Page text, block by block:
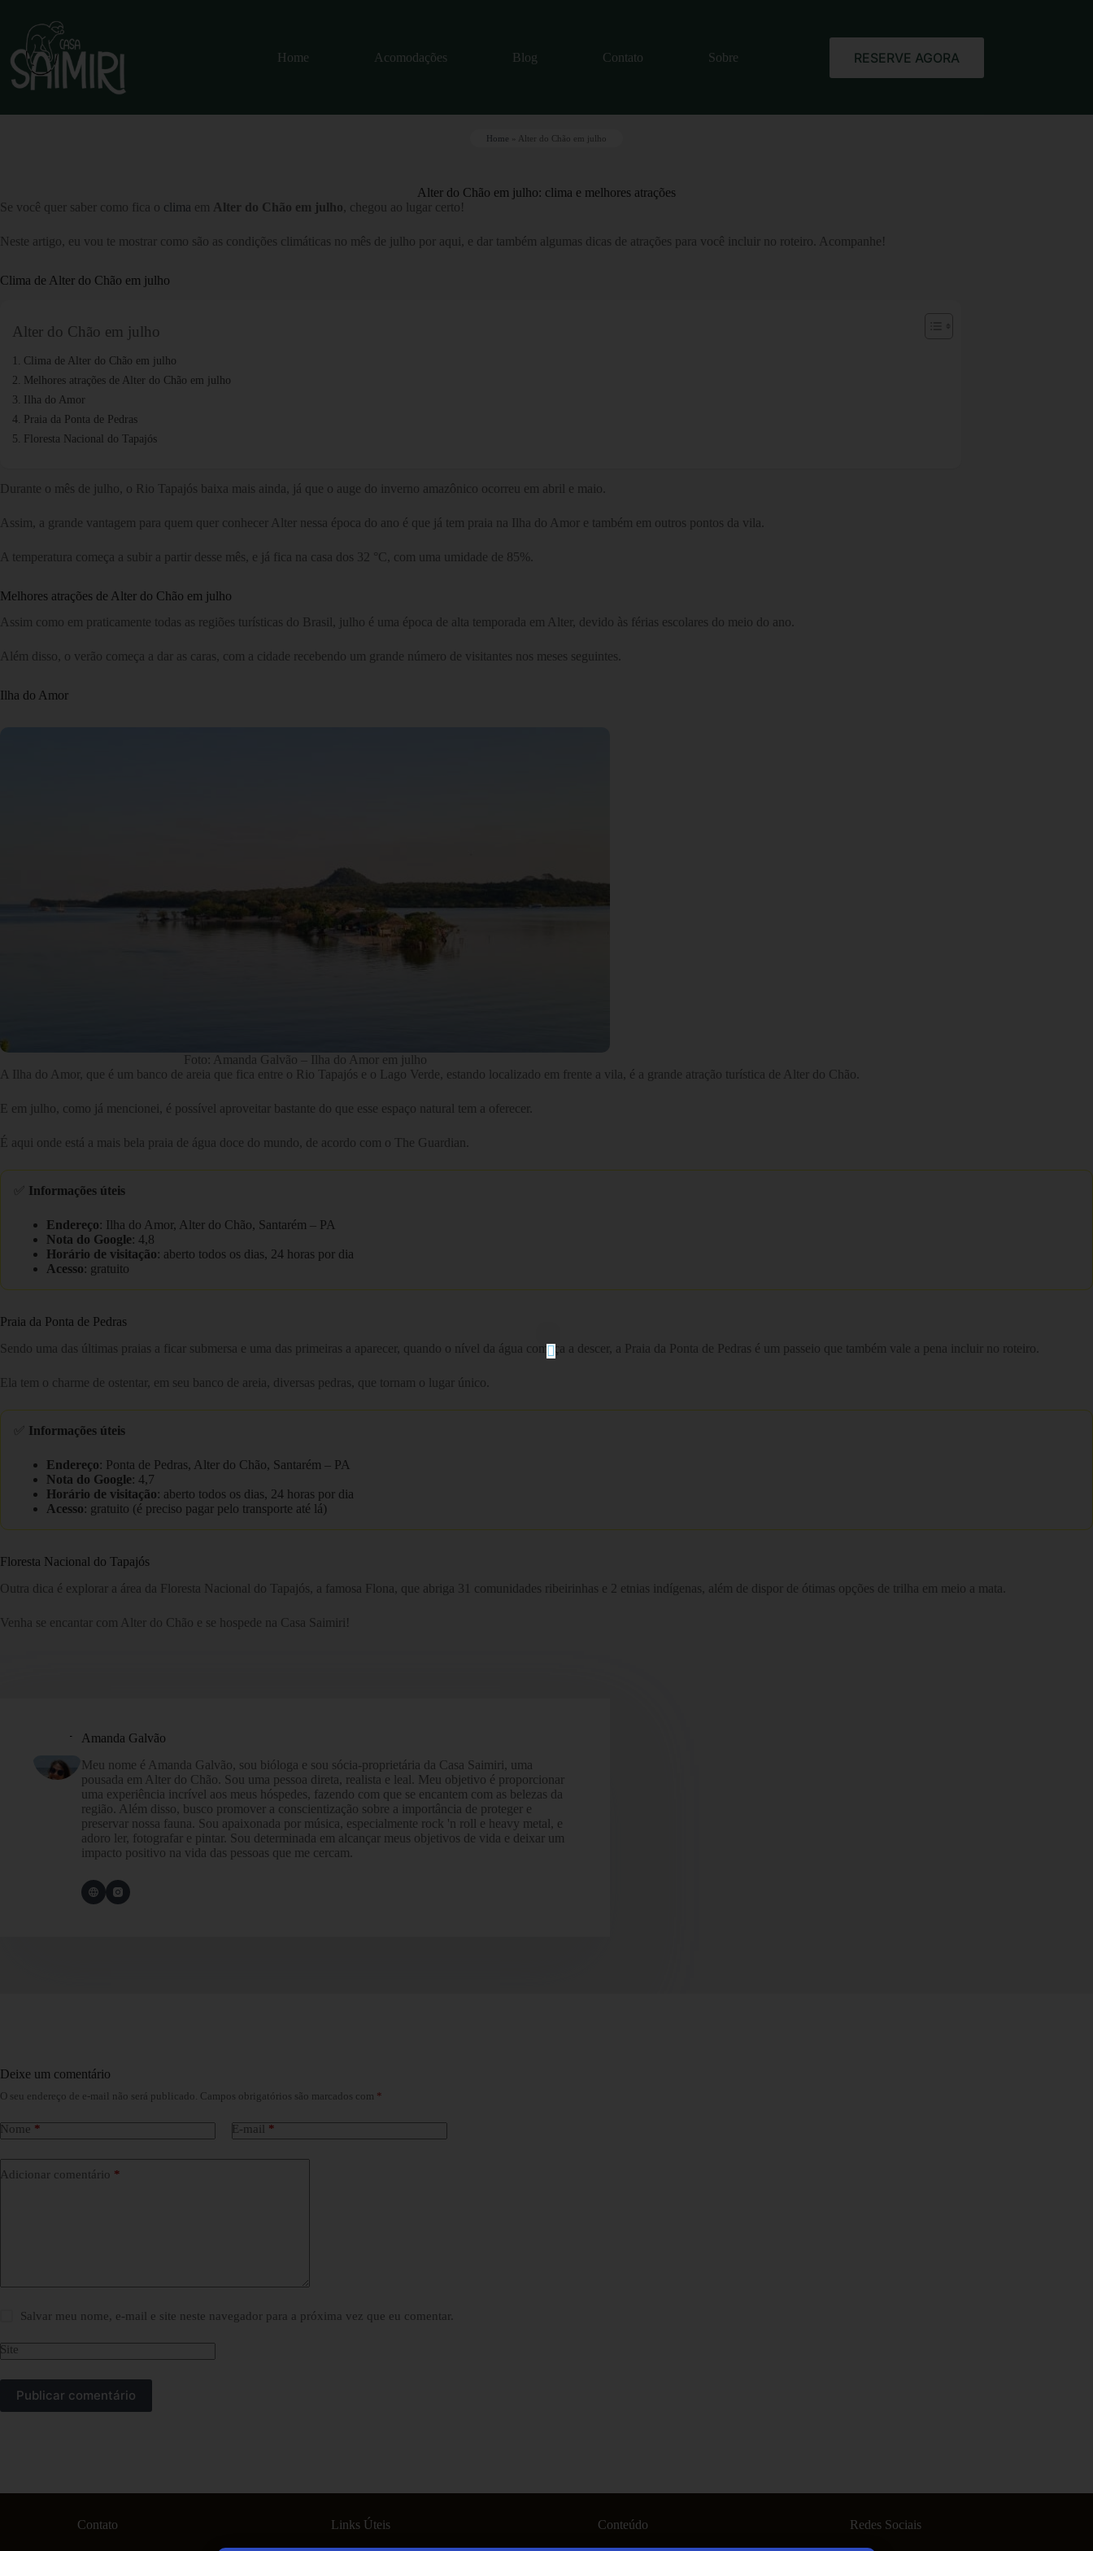
Home Acomodações Blog Contato Sobre RESERVE AGORA
Home Alter do Chão em julho
Alter do Chão em julho: clima e melhores atrações
Se você quer saber como fica o clima em Alter do Chão em julho , chegou ao lugar certo!
Neste artigo, eu vou te mostrar como são as condições climáticas no mês de julho por aqui, e dar também algumas dicas de atrações para você incluir no roteiro. Acompanhe!
Clima de Alter do Chão em julho
Alter do Chão em julho
Clima de Alter do Chão em julho
Melhores atrações de Alter do Chão em julho
Ilha do Amor
Praia da Ponta de Pedras
Floresta Nacional do Tapajós
Durante o mês de julho, o Rio Tapajós baixa mais ainda, já que o auge do inverno amazônico ocorreu em abril e maio.
Assim, a grande vantagem para quem quer conhecer Alter nessa época do ano é que já tem praia na Ilha do Amor e também em outros pontos da vila.
A temperatura começa a subir a partir desse mês, e já fica na casa dos 32 °C, com uma umidade de 85%.
Melhores atrações de Alter do Chão em julho
Assim como em praticamente todas as regiões turísticas do Brasil, julho é uma época de alta temporada em Alter, devido às férias escolares do meio do ano.
Além disso, o verão começa a dar as caras, com a cidade recebendo um grande número de visitantes nos meses seguintes.
Ilha do Amor
Foto: Amanda Galvão – Ilha do Amor em julho
A Ilha do Amor, que é um banco de areia que fica entre o Rio Tapajós e o Lago Verde, estando localizado em frente a vila, é a grande atração turística de Alter do Chão.
E em julho, como já mencionei, é possível aproveitar bastante do que esse espaço natural tem a oferecer.
É aqui onde está a mais bela praia de água doce do mundo, de acordo com o The Guardian.
Informações úteis
Endereço: Ilha do Amor, Alter do Chão, Santarém – PA
Nota do Google: 4,8
Horário de visitação: aberto todos os dias, 24 horas por dia
Acesso: gratuito
Praia da Ponta de Pedras
Sendo uma das últimas praias a ficar submersa e uma das primeiras a aparecer, quando o nível da água começa a descer, a Praia da Ponta de Pedras é um passeio que também vale a pena incluir no roteiro.
Ela tem o charme de ostentar, em seu banco de areia, diversas pedras, que tornam o lugar único.
Informações úteis
Endereço: Ponta de Pedras, Alter do Chão, Santarém – PA
Nota do Google: 4,7
Horário de visitação: aberto todos os dias, 24 horas por dia
Acesso: gratuito (é preciso pagar pelo transporte até lá)
Floresta Nacional do Tapajós
Outra dica é explorar a área da Floresta Nacional do Tapajós, a famosa Flona, que abriga 31 comunidades ribeirinhas e 2 etnias indígenas, além de dispor de ótimas opções de trilha em meio a mata.
Venha se encantar com Alter do Chão e se hospede na Casa Saimiri!
Amanda Galvão
Meu nome é Amanda Galvão, sou bióloga e sou sócia-proprietária da Casa Saimiri, uma
pousada em Alter do Chão. Sou uma pessoa direta, realista e leal. Meu objetivo é proporcionar
uma experiência incrível aos meus hóspedes, fazendo com que se encantem com as belezas da
região. Além disso, busco promover a conscientização sobre a importância de proteger e
preservar nossa fauna. Sou apaixonada por música, especialmente rock 'n roll e heavy metal, e
adoro ler, fotografar e pintar. Sou determinada em alcançar meus objetivos de vida e deixar um
impacto positivo na vida das pessoas que me cercam.
Deixe um comentário
O seu endereço de e-mail não será publicado. Campos obrigatórios são marcados com *
Nome * E-mail *
Adicionar comentário *
Salvar meu nome, e-mail e site neste navegador para a próxima vez que eu comentar.
Site
Publicar comentário
Contato Links Úteis Conteúdo Redes Sociais